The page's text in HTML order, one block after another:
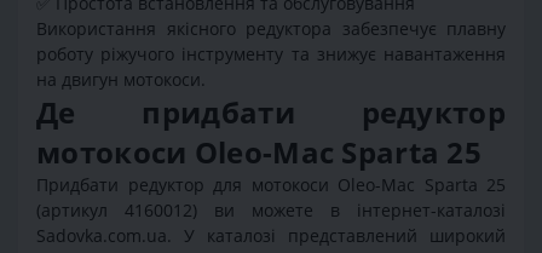
Використання якісного редуктора забезпечує плавну
роботу ріжучого інструменту та знижує навантаження
на двигун мотокоси.
Де придбати редуктор
мотокоси Oleo-Mac Sparta 25
Придбати редуктор для мотокоси Oleo-Mac Sparta 25
(артикул 4160012) ви можете в інтернет-каталозі
Sadovka.com.ua. У каталозі представлений широкий